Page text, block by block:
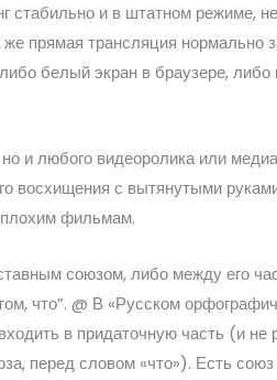
стабильно и в штатном режиме,
прямая трансляция нормально
белый экран в браузере,
и любого видеоролика или
восхищения с вытянутыми
фильмам.
союзом, либо между его
что”. @ В «Русском
в придаточную часть (и не
перед словом «что»). Есть